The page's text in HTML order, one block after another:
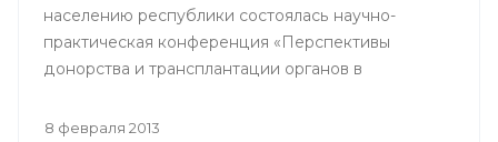
населению республики состоялась научно-
практическая конференция «Перспективы
донорства и трансплантации органов в
8 февраля 2013